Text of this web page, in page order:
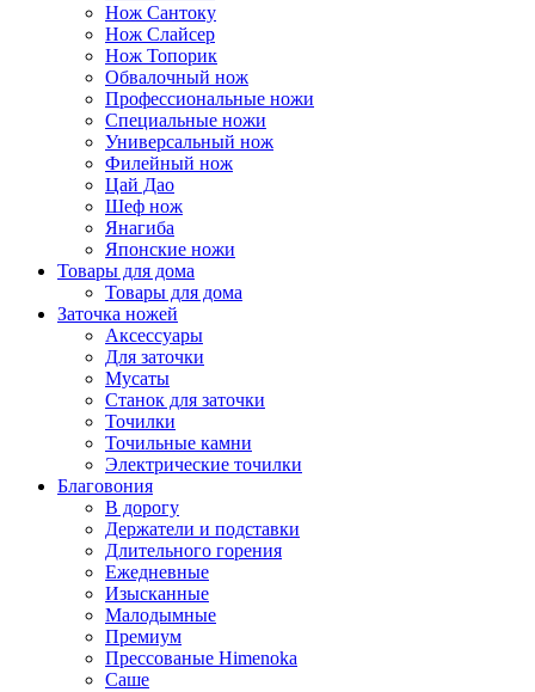
Нож Сантоку
Нож Слайсер
Нож Топорик
Обвалочный нож
Профессиональные ножи
Специальные ножи
Универсальный нож
Филейный нож
Цай Дао
Шеф нож
Янагиба
Японские ножи
Товары для дома
Товары для дома
Заточка ножей
Аксессуары
Для заточки
Мусаты
Станок для заточки
Точилки
Точильные камни
Электрические точилки
Благовония
В дорогу
Держатели и подставки
Длительного горения
Ежедневные
Изысканные
Малодымные
Премиум
Прессованые Himenoka
Саше